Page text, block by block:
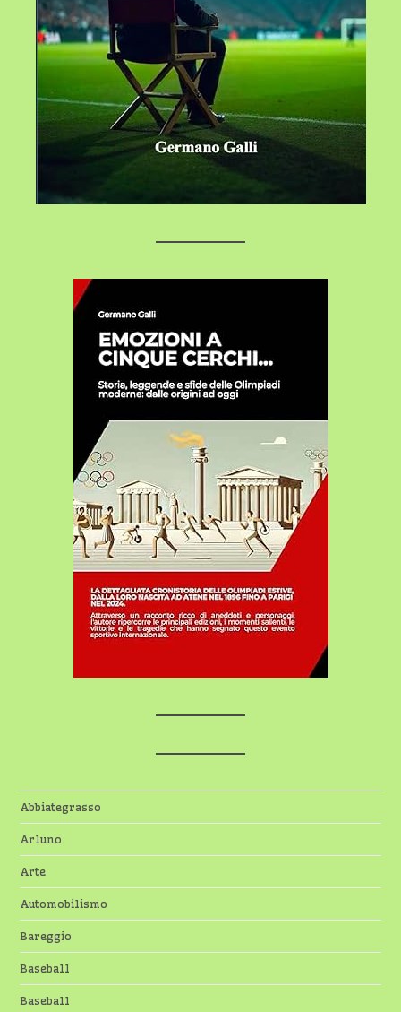
Abbiategrasso
Arluno
Arte
Automobilismo
Bareggio
Baseball
Baseball